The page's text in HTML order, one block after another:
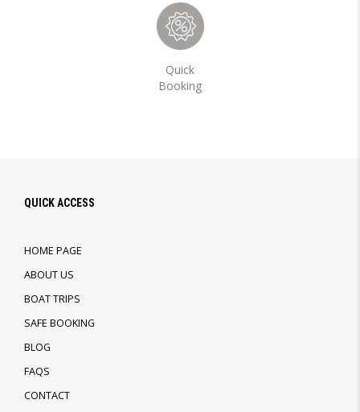
Quick
Booking
QUICK ACCESS
HOME PAGE
ABOUT US
BOAT TRIPS
SAFE BOOKING
BLOG
FAQS
CONTACT